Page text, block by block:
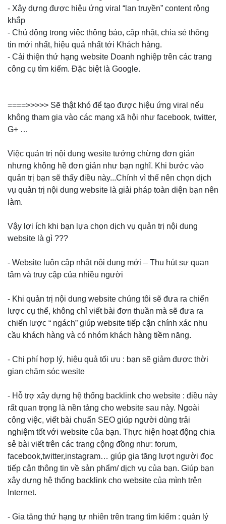
- Xây dựng được hiệu ứng viral “lan truyền” content rộng
khắp
- Chủ động trong việc thông báo, cập nhật, chia sẻ thông
tin mới nhất, hiệu quả nhất tới Khách hàng.
- Cải thiện thứ hạng website Doanh nghiệp trên các trang
công cụ tìm kiếm. Đặc biệt là Google.
====>>>>> Sẽ thật khó để tạo được hiệu ứng viral nếu
không tham gia vào các mạng xã hội như facebook, twitter,
G+ …
Việc quản trị nội dung wesite tưởng chừng đơn giản
nhưng không hề đơn giản như bạn nghĩ. Khi bước vào
quản trị bạn sẽ thấy điều này...Chính vì thế nên chọn dịch
vụ quản trị nội dung website là giải pháp toàn diện bạn nên
làm.
Vậy lợi ích khi bạn lựa chọn dịch vụ quản trị nội dung
website là gì ???
- Website luôn cập nhật nội dung mới – Thu hút sự quan
tâm và truy cập của nhiều người
- Khi quản trị nội dung website chúng tôi sẽ đưa ra chiến
lược cụ thể, không chỉ viết bài đơn thuần mà sẽ đưa ra
chiến lược “ ngách” giúp website tiếp cận chính xác nhu
cầu khách hàng và có nhóm khách hàng tiềm năng.
- Chi phí hợp lý, hiệu quả tối ưu : bạn sẽ giảm được thời
gian chăm sóc wesite
- Hỗ trợ xây dựng hệ thống backlink cho website : điều này
rất quan trọng là nền tảng cho website sau này. Ngoài
công việc, viết bài chuẩn SEO giúp người dùng trải
nghiệm tốt với website của bạn. Thực hiện hoạt động chia
sẻ bài viết trên các trang cộng đồng như: forum,
facebook,twitter,instagram… giúp gia tăng lượt người đọc
tiếp cận thông tin về sản phẩm/ dịch vụ của bạn. Giúp bạn
xây dựng hệ thống backlink cho website của mình trên
Internet.
- Gia tăng thứ hạng tự nhiên trên trang tìm kiếm : quản lý